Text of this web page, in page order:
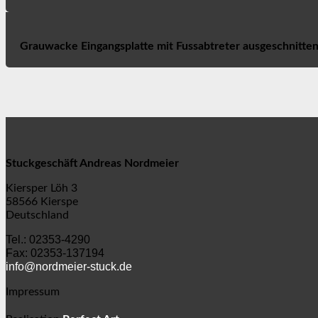
Grauwacke Eingangsplatte mit Fussabtreter ausgeschnitten
Stuckgeschäft Andreas Nordmeier
Kiersper Löh 3
58566 Kierspe
Deutschland
Tel.: 02353-4290
Fax: 02353-137194
info@nordmeier-stuck.de
Impressum